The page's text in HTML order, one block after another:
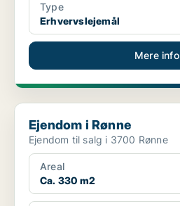
Type
Erhvervslejemål
Mere info
Ejendom i Rønne
Ejendom i Rønne
Ejendom til salg i 3700 Rønne
Areal
Ca. 330 m2